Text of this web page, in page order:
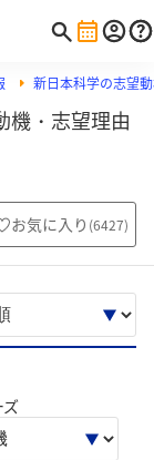
新日本科学の志望
機・志望理由
お気に入り (6427)